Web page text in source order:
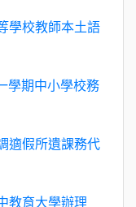
學校教師本土語
學期中小學校務
適假所遺課務代
教育大學辦理